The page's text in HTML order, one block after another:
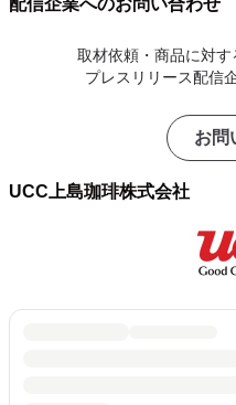
配信企業へのお問い合わせ
取材依頼・商品に対す
プレスリリース配信
お問
UCC上島珈琲株式会社